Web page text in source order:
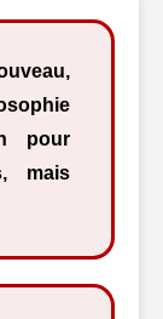
pour
mais